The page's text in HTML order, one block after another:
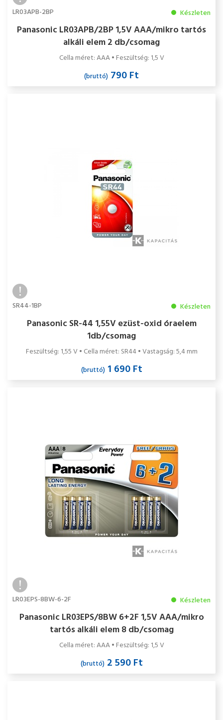
LR03APB-2BP Készleten
Panasonic LR03APB/2BP 1,5V AAA/mikro tartós
alkáli elem 2 db/csomag
Cella méret: AAA • Feszültség: 1,5 V
(bruttó) 790 Ft
SR44-1BP Készleten
Panasonic SR-44 1,55V ezüst-oxid óraelem
1db/csomag
Feszültség: 1,55 V • Cella méret: SR44 • Vastagság: 5,4 mm
(bruttó)1 690 Ft
LR03EPS-8BW-6-2F Készleten
Panasonic LR03EPS/8BW 6+2F 1,5V AAA/mikro
tartós alkáli elem 8 db/csomag
Cella méret: AAA • Feszültség: 1,5 V
(bruttó)2 590 Ft